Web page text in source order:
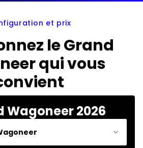
et prix
le Grand
qui vous
Wagoneer 2026